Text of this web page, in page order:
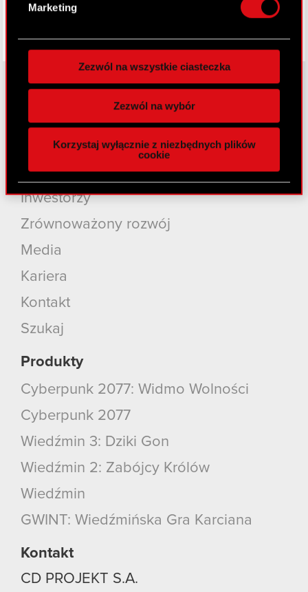
preferencje w
. W Deklaracji
zgodę w dowolnej chwili.
Wykorzystujemy pliki cookie do
funkcje społecznościowe i analizować ruch w
naszej witrynie. Informacje o tym, jak korzystasz
z naszej witryny, udostępniamy partnerom
Partnerzy mogą połączyć te informacje z innymi
danymi otrzymanymi od Ciebie lub uzyskanymi
korzystanie z naszej witryny, zgadasz się na
używanie plików cookie.
Marketing
Zezwól na wszystkie ciasteczka
Zezwól na wybór
Korzystaj wyłącznie z niezbędnych plików
cookie
O CD PROJEKT
Grupa Kapitałowa
Nasz biznes
Inwestorzy
Zrównoważony rozwój
Media
Kariera
Kontakt
Szukaj
Produkty
Cyberpunk 2077: Widmo Wolności
Cyberpunk 2077
Wiedźmin 3: Dziki Gon
Wiedźmin 2: Zabójcy Królów
Wiedźmin
GWINT: Wiedźmińska Gra Karciana
Kontakt
CD PROJEKT S.A.